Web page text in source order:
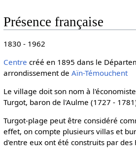
Présence française
1830 - 1962
Centre créé en 1895 dans le
arrondissement de Aïn-Témouchent
Le village doit son nom à
Turgot, baron de l'Aulme (1727 -
Turgot-plage peut être considéré
effet, on compte plusieurs villas et
d'entre eux ont été construits par des